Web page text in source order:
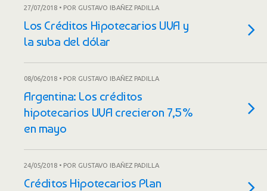
27/07/2018 • POR GUSTAVO IBAÑEZ PADILLA
Los Créditos Hipotecarios UVA y
la suba del dólar
08/06/2018 • POR GUSTAVO IBAÑEZ PADILLA
Argentina: Los créditos
hipotecarios UVA crecieron 7,5%
en mayo
24/05/2018 • POR GUSTAVO IBAÑEZ PADILLA
Créditos Hipotecarios Plan